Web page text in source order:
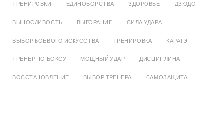
ТРЕНИРОВКИ ЕДИНОБОРСТВА ЗДОРОВЬЕ ДЗЮДО
ВЫНОСЛИВОСТЬ ВЫГОРАНИЕ СИЛА УДАРА
ВЫБОР БОЕВОГО ИСКУССТВА ТРЕНИРОВКА КАРАТЭ
ТРЕНЕР ПО БОКСУ МОЩНЫЙ УДАР ДИСЦИПЛИНА
ВОССТАНОВЛЕНИЕ ВЫБОР ТРЕНЕРА САМОЗАЩИТА